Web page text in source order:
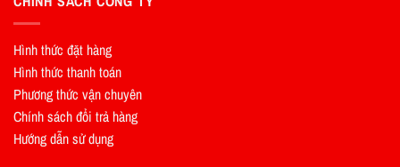
Hình thức đặt hàng
Hình thức thanh toán
Phương thức vận chuyên
Chính sách đổi trả hàng
Hướng dẫn sử dụng